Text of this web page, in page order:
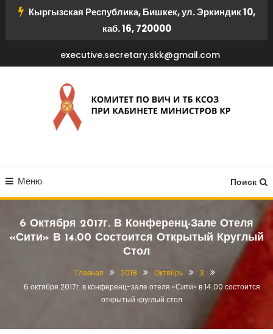
ПерейтиКыргызская Республика, Бишкек, ул. Эркиндик 10,
каб. 16, 720000
executive.secretary.skk@gmail.com
КСОЗ ПРИ КАБИНЕТЕ
МИНИСТРОВ КР
Меню Поиск
6 Октября 2017г. В Конференц-Зале Отеля
«Сити» В 14.00 Состоится Открытый Круглый
Стол
Главная 2018 Октябрь
3
6 октября 2017г. в конференц-зале отеля «Сити» в 14.00 состоится
открытый круглый стол